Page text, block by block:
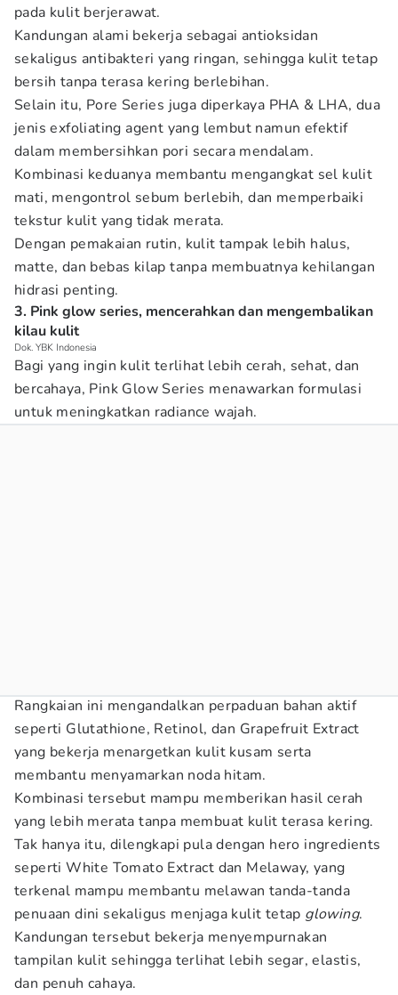
pada kulit berjerawat.
Kandungan alami bekerja sebagai antioksidan
sekaligus antibakteri yang ringan, sehingga kulit tetap
bersih tanpa terasa kering berlebihan.
Selain itu, Pore Series juga diperkaya PHA & LHA, dua
jenis exfoliating agent yang lembut namun efektif
dalam membersihkan pori secara mendalam.
Kombinasi keduanya membantu mengangkat sel kulit
mati, mengontrol sebum berlebih, dan memperbaiki
tekstur kulit yang tidak merata.
Dengan pemakaian rutin, kulit tampak lebih halus,
matte, dan bebas kilap tanpa membuatnya kehilangan
hidrasi penting.
3. Pink glow series, mencerahkan dan mengembalikan
kilau kulit
Dok. YBK Indonesia
Bagi yang ingin kulit terlihat lebih cerah, sehat, dan
bercahaya, Pink Glow Series menawarkan formulasi
untuk meningkatkan radiance wajah.
Rangkaian ini mengandalkan perpaduan bahan aktif
seperti Glutathione, Retinol, dan Grapefruit Extract
yang bekerja menargetkan kulit kusam serta
membantu menyamarkan noda hitam.
Kombinasi tersebut mampu memberikan hasil cerah
yang lebih merata tanpa membuat kulit terasa kering.
Tak hanya itu, dilengkapi pula dengan hero ingredients
seperti White Tomato Extract dan Melaway, yang
terkenal mampu membantu melawan tanda-tanda
penuaan dini sekaligus menjaga kulit tetap glowing.
Kandungan tersebut bekerja menyempurnakan
tampilan kulit sehingga terlihat lebih segar, elastis,
dan penuh cahaya.